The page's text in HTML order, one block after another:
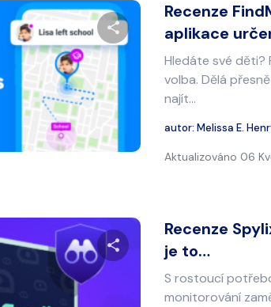
Sdílet tento článek
Twitter Facebook Kopírovat
Recenze
aplikace
Hledáte své děti?
volba. Dělá
najít...
autor:Melissa E.
Aktualizováno 06
Sdílet tento článek
Recenze
je to…
S rostoucí
monitorování